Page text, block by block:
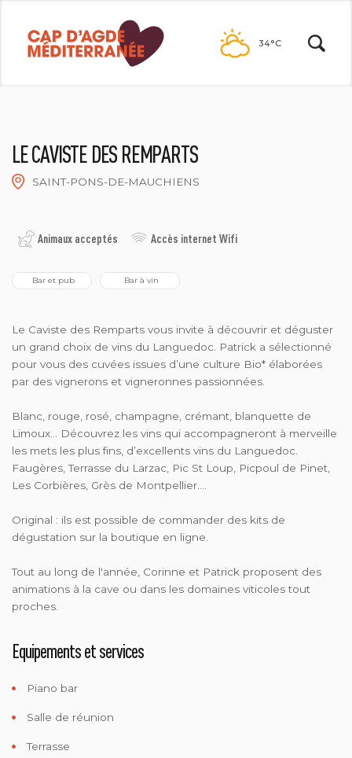
contenu
34°C
LE CAVISTE DES REMPARTS
SAINT-PONS-DE-MAUCHIENS
Animaux acceptés Accès internet Wifi
Bar et pub Bar à vin
Le Caviste des Remparts vous invite à découvrir et déguster
un grand choix de vins du Languedoc. Patrick a sélectionné
pour vous des cuvées issues d’une culture Bio* élaborées
par des vignerons et vigneronnes passionnées.
Blanc, rouge, rosé, champagne, crémant, blanquette de
Limoux… Découvrez les vins qui accompagneront à merveille
les mets les plus fins, d’excellents vins du Languedoc.
Faugères, Terrasse du Larzac, Pic St Loup, Picpoul de Pinet,
Les Corbières, Grès de Montpellier….
Original : ils est possible de commander des kits de
dégustation sur la boutique en ligne.
Tout au long de l'année, Corinne et Patrick proposent des
animations à la cave ou dans les domaines viticoles tout
proches.
Equipements et services
Piano bar
Salle de réunion
Terrasse